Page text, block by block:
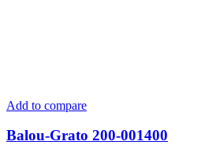
Add to compare
Balou-Grato 200-001400